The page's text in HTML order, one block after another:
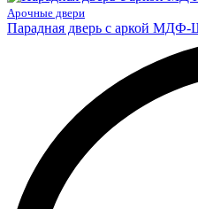
Арочные двери
Парадная дверь с аркой